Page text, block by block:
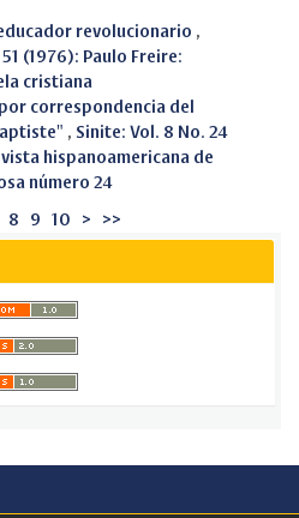
revolucionario ,
(1976): Paulo Freire:
cristiana
correspondencia del
, Sinite: Vol. 8 No. 24
hispanoamericana de
número 24
8 9 10 > >>